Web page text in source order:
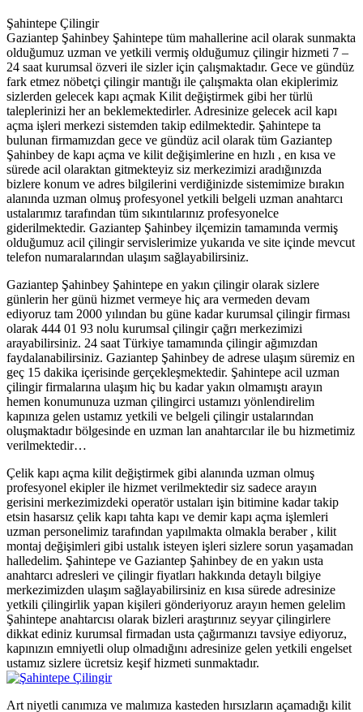
Şahintepe Çilingir
Gaziantep Şahinbey Şahintepe tüm mahallerine acil olarak sunmakta
olduğumuz uzman ve yetkili vermiş olduğumuz çilingir hizmeti 7 –
24 saat kurumsal özveri ile sizler için çalışmaktadır. Gece ve gündüz
fark etmez nöbetçi çilingir mantığı ile çalışmakta olan ekiplerimiz
sizlerden gelecek kapı açmak Kilit değiştirmek gibi her türlü
taleplerinizi her an beklemektedirler. Adresinize gelecek acil kapı
açma işleri merkezi sistemden takip edilmektedir. Şahintepe ta
bulunan firmamızdan gece ve gündüz acil olarak tüm Gaziantep
Şahinbey de kapı açma ve kilit değişimlerine en hızlı , en kısa ve
sürede acil olaraktan gitmekteyiz siz merkezimizi aradığınızda
bizlere konum ve adres bilgilerini verdiğinizde sistemimize bırakın
alanında uzman olmuş profesyonel yetkili belgeli uzman anahtarcı
ustalarımız tarafından tüm sıkıntılarınız profesyonelce
giderilmektedir. Gaziantep Şahinbey ilçemizin tamamında vermiş
olduğumuz acil çilingir servislerimize yukarıda ve site içinde mevcut
telefon numaralarından ulaşım sağlayabilirsiniz.
Gaziantep Şahinbey Şahintepe en yakın çilingir olarak sizlere
günlerin her günü hizmet vermeye hiç ara vermeden devam
ediyoruz tam 2000 yılından bu güne kadar kurumsal çilingir firması
olarak 444 01 93 nolu kurumsal çilingir çağrı merkezimizi
arayabilirsiniz. 24 saat Türkiye tamamında çilingir ağımızdan
faydalanabilirsiniz. Gaziantep Şahinbey de adrese ulaşım süremiz en
geç 15 dakika içerisinde gerçekleşmektedir. Şahintepe acil uzman
çilingir firmalarına ulaşım hiç bu kadar yakın olmamıştı arayın
hemen konumunuza uzman çilingirci ustamızı yönlendirelim
kapınıza gelen ustamız yetkili ve belgeli çilingir ustalarından
oluşmaktadır bölgesinde en uzman lan anahtarcılar ile bu hizmetimiz
verilmektedir…
Çelik kapı açma kilit değiştirmek gibi alanında uzman olmuş
profesyonel ekipler ile hizmet verilmektedir siz sadece arayın
gerisini merkezimizdeki operatör ustaları işin bitimine kadar takip
etsin hasarsız çelik kapı tahta kapı ve demir kapı açma işlemleri
uzman personelimiz tarafından yapılmakta olmakla beraber , kilit
montaj değişimleri gibi ustalık isteyen işleri sizlere sorun yaşamadan
halledelim. Şahintepe ve Gaziantep Şahinbey de en yakın usta
anahtarcı adresleri ve çilingir fiyatları hakkında detaylı bilgiye
merkezimizden ulaşım sağlayabilirsiniz en kısa sürede adresinize
yetkili çilingirlik yapan kişileri gönderiyoruz arayın hemen gelelim
Şahintepe anahtarcısı olarak bizleri araştırınız seyyar çilingirlere
dikkat ediniz kurumsal firmadan usta çağırmanızı tavsiye ediyoruz,
kapınızın emniyetli olup olmadığını adresinize gelen yetkili engelset
ustamız sizlere ücretsiz keşif hizmeti sunmaktadır.
Art niyetli canımıza ve malımıza kasteden hırsızların açamadığı kilit